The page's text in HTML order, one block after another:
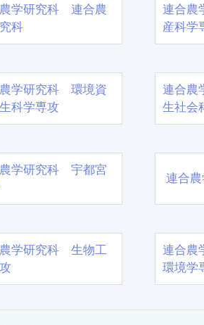
学研究科 連合農
科
連合農
産科学
学研究科 環境資
科学専攻
連合農
生社会
学研究科 宇都宮
連合
学研究科 生物工
連合農
環境学